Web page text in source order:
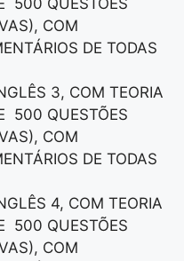
COM
DE TODAS
3, COM TEORIA
500 QUESTÕES
COM
DE TODAS
4, COM TEORIA
500 QUESTÕES
COM